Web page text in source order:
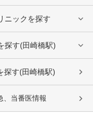
ニックを探す
探す(田崎橋駅)
探す(田崎橋駅)
、当番医情報